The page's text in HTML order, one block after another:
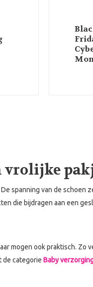
vrolijke
spanning van de
die bijdragen aan een
mogen ook praktisch. Zo
de categorie Baby